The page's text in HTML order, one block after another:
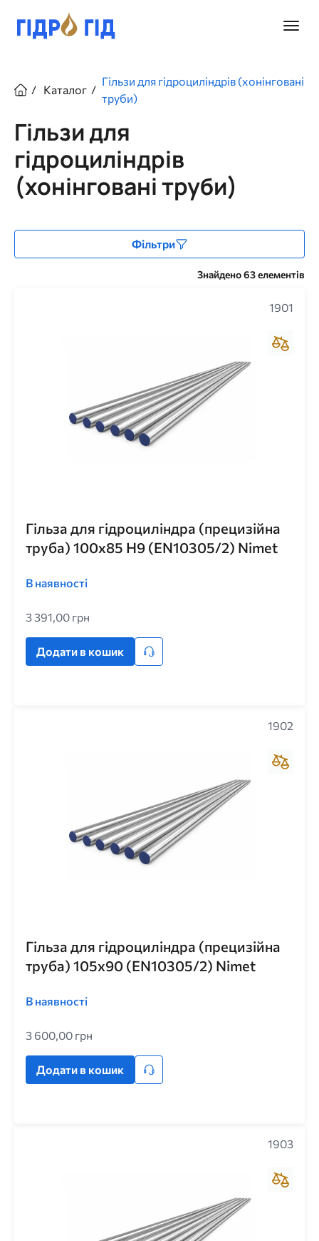
основного
Рядок
навіґації
Каталог
Гільзи для гідроциліндрів (хонінговані
труби)
Гільзи для
гідроциліндрів
(хонінговані труби)
Фільтри
Знайдено 63 елементів
Гільза для гідроциліндра (прецизійна
труба) 100x85 H9 (EN10305/2) Nimet
В наявності
3 391,00 грн
Додати в кошик
1901
Гільза для гідроциліндра (прецизійна
труба) 105x90 (EN10305/2) Nimet
В наявності
3 600,00 грн
Додати в кошик
1902
1903